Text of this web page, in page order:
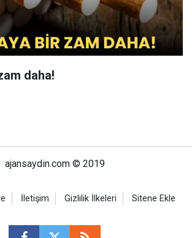
daha!
ajansaydin.com © 2019
İletişim Gizlilik İlkeleri Sitene Ekle